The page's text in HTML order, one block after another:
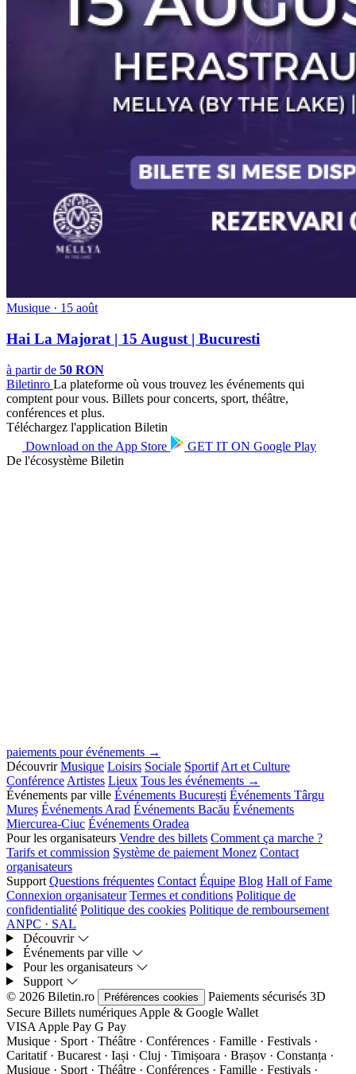
Musique · 15 août
Hai La Majorat | 15 August | Bucuresti
à partir de 50 RON
Biletinro La plateforme où vous trouvez les événements qui
comptent pour vous. Billets pour concerts, sport, théâtre,
conférences et plus.
Téléchargez l'application Biletin
Download on the App Store GET IT ON Google Play
De l'écosystème Biletin
paiements pour événements →
Découvrir Musique Loisirs Sociale Sportif Art et Culture
Conférence Artistes Lieux Tous les événements →
Événements par ville Événements București Événements Târgu
Mureș Événements Arad Événements Bacău Événements
Miercurea-Ciuc Événements Oradea
Pour les organisateurs Vendre des billets Comment ça marche ?
Tarifs et commission Système de paiement Monez Contact
organisateurs
Support Questions fréquentes Contact Équipe Blog Hall of Fame
Connexion organisateur Termes et conditions Politique de
confidentialité Politique des cookies Politique de remboursement
ANPC · SAL
Découvrir
Événements par ville
Pour les organisateurs
Support
© 2026 Biletin.ro
Préférences cookies Paiements sécurisés 3D
Secure Billets numériques Apple & Google Wallet
VISA Apple Pay G Pay
Musique · Sport · Théâtre · Conférences · Famille · Festivals ·
Caritatif · Bucarest · Iași · Cluj · Timișoara · Brașov · Constanța ·
Musique · Sport · Théâtre · Conférences · Famille · Festivals ·